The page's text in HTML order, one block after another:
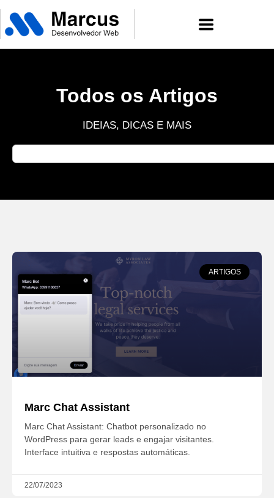
Todos os Artigos
IDEIAS, DICAS E MAIS
ARTIGOS
Marc Chat Assistant
Marc Chat Assistant: Chatbot personalizado no
WordPress para gerar leads e engajar visitantes.
Interface intuitiva e respostas automáticas.
22/07/2023